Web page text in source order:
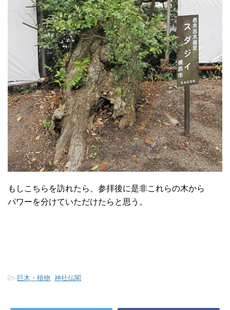
もしこちらを訪れたら、参拝後に是非これらの木から
パワーを分けていただけたらと思う。
-巨木・植物, 神社仏閣